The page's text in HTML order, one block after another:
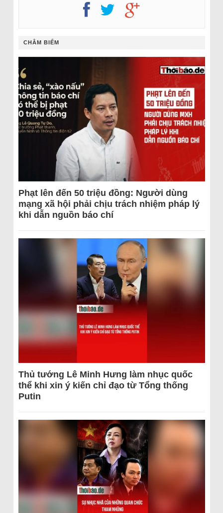
CHÂM BIẾM
Phạt lên đến 50 triệu đồng: Người dùng
mạng xã hội phải chịu trách nhiệm pháp lý
khi dẫn nguồn báo chí
Thủ tướng Lê Minh Hưng làm nhục quốc
thể khi xin ý kiến chỉ đạo từ Tổng thống
Putin